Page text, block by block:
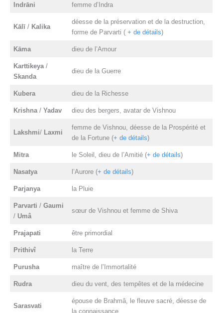
Indrāni femme d’Indra
Kā lī / Kalika
déesse de la préservation et de la destruction,
forme de Parvarti (+ de détails)
Kāma dieu de l’Amour
Karttikeya /
Skanda
dieu de la Guerre
Kubera dieu de la Richesse
Krishna /Yadav dieu des bergers, avatar de Vishnou
Lakshmi/ Laxmi
femme de Vishnou, déesse de la Prospérité et
de la Fortune (+ de détails)
Mitra le Soleil, dieu de l’Amitié (+ de détails)
Nasatya l’Aurore (+ de détails)
Parjanya la Pluie
Parvarti /Gaumi
/Umâ
sœur de Vishnou et femme de Shiva
Prajapati être primordial
Prithivî la Terre
Purusha maître de l’Immortalité
Rudra dieu du vent, des tempêtes et de la médecine
Sarasvati
épouse de Brahmâ, le fleuve sacré, déesse de
la connaissance